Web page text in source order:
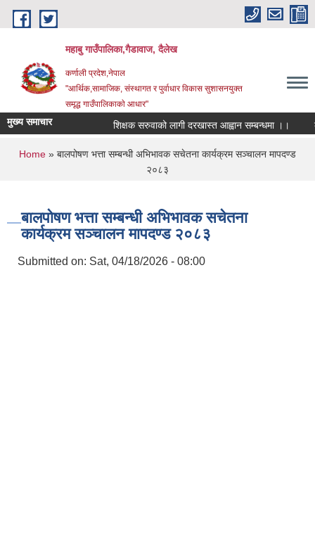
Skip to main content
महाबु गाउँपालिका,गैडावाज, दैलेख
कर्णाली प्रदेश,नेपाल
"आर्थिक,सामाजिक, संस्थागत र पुर्वाधार विकास सुशासनयुक्त
समृद्ध गाउँपालिकाकाे आधार"
मुख्य समाचार शिक्षक सरुवाको लागी दरखास्त आह्वान सम्बन्धमा ।।
You are here
Home » बालपोषण भत्ता सम्बन्धी अभिभावक सचेतना कार्यक्रम सञ्चालन मापदण्ड
२०८३
बालपोषण भत्ता सम्बन्धी अभिभावक सचेतना
कार्यक्रम सञ्चालन मापदण्ड २०८३
Submitted on: Sat, 04/18/2026 - 08:00